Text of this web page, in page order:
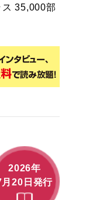
35,000部
2026年
月20日発行